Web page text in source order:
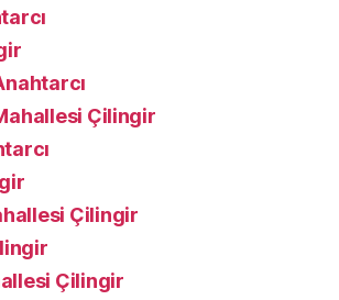
Çilingir
Çilingir
Çilingir